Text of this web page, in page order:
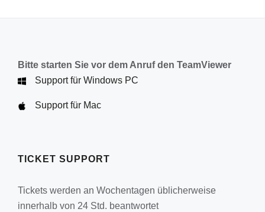
Bitte starten Sie vor dem Anruf den TeamViewer
Support für Windows PC
Support für Mac
TICKET SUPPORT
Tickets werden an Wochentagen üblicherweise
innerhalb von 24 Std. beantwortet